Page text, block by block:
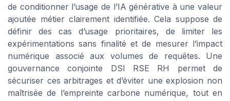
de conditionner l’usage de l’IA générative à une valeur
ajoutée métier clairement identifiée. Cela suppose de
définir des cas d’usage prioritaires, de limiter les
expérimentations sans finalité et de mesurer l’impact
numérique associé aux volumes de requêtes. Une
gouvernance conjointe DSI RSE RH permet de
sécuriser ces arbitrages et d’éviter une explosion non
maîtrisée de l’empreinte carbone numérique, tout en